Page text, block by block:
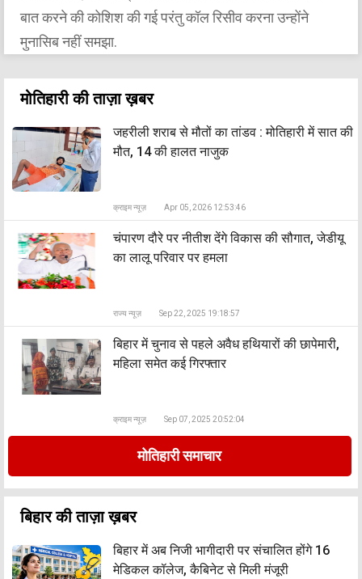
बात करने की कोशिश की गई परंतु कॉल रिसीव करना उन्होंने
मुनासिब नहीं समझा.
मोतिहारी की ताज़ा ख़बर
जहरीली शराब से मौतों का तांडव : मोतिहारी में सात की
मौत, 14 की हालत नाजुक
क्राइम न्यूज़ Apr 05, 2026 12:53:46
चंपारण दौरे पर नीतीश देंगे विकास की सौगात, जेडीयू
का लालू परिवार पर हमला
राज्य न्यूज़ Sep 22, 2025 19:18:57
बिहार में चुनाव से पहले अवैध हथियारों की छापेमारी,
महिला समेत कई गिरफ्तार
क्राइम न्यूज़ Sep 07, 2025 20:52:04
मोतिहारी समाचार
बिहार की ताज़ा ख़बर
बिहार में अब निजी भागीदारी पर संचालित होंगे 16
मेडिकल कॉलेज, कैबिनेट से मिली मंजूरी